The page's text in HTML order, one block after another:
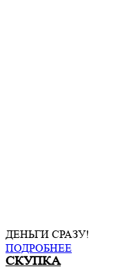
ДЕНЬГИ СРАЗУ!
ПОДРОБНЕЕ
СКУПКА